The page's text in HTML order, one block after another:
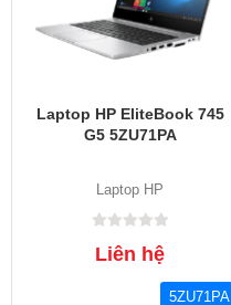
Laptop HP EliteBook 745
G5 5ZU71PA
Laptop HP
Liên hệ
5ZU71PA